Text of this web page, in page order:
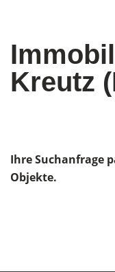
Kreutz
Ihre Suchanfrage
Objekte.